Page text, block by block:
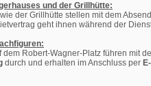
und der Grillhütte:
der Grillhütte stellen mit dem
geht ihnen während der
dem Robert-Wagner-Platz führen mit
durch und erhalten im Anschluss per